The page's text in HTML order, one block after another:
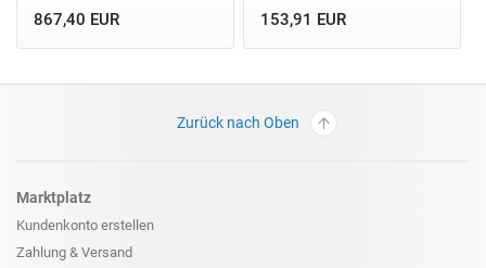
867,40 EUR 153,91 EUR
Zurück nach Oben
Marktplatz
Kundenkonto erstellen
Zahlung & Versand